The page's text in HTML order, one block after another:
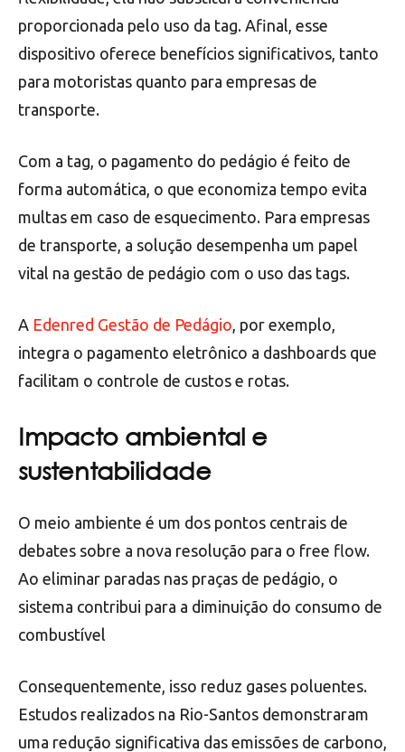
proporcionada pelo uso da tag. Afinal, esse
dispositivo oferece benefícios significativos, tanto
para motoristas quanto para empresas de
transporte.
Com a tag, o pagamento do pedágio é feito de
forma automática, o que economiza tempo evita
multas em caso de esquecimento. Para empresas
de transporte, a solução desempenha um papel
vital na gestão de pedágio com o uso das tags.
A Edenred Gestão de Pedágio , por exemplo,
integra o pagamento eletrônico a dashboards que
facilitam o controle de custos e rotas.
Impacto ambiental e
sustentabilidade
O meio ambiente é um dos pontos centrais de
debates sobre a nova resolução para o free flow.
Ao eliminar paradas nas praças de pedágio, o
sistema contribui para a diminuição do consumo de
combustível
Consequentemente, isso reduz gases poluentes.
Estudos realizados na Rio-Santos demonstraram
uma redução significativa das emissões de carbono,